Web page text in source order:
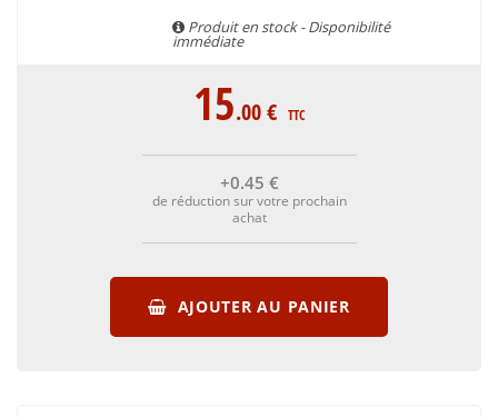
Produit en stock - Disponibilité
immédiate
15.00€ TTC
+0.45 €
de réduction sur votre prochain
achat
AJOUTER AU PANIER